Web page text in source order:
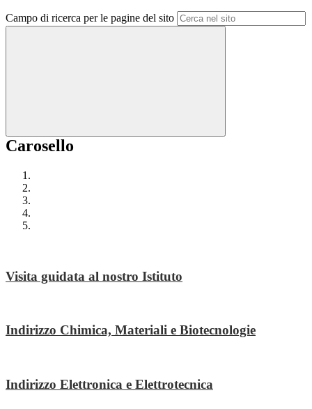
Campo di ricerca per le pagine del sito
Carosello
Visita guidata al nostro Istituto
Indirizzo Chimica, Materiali e Biotecnologie
Indirizzo Elettronica e Elettrotecnica